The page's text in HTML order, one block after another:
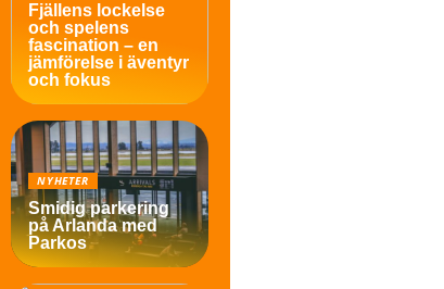
Fjällens lockelse
och spelens
fascination – en
jämförelse i äventyr
och fokus
NYHETER
Smidig parkering
på Arlanda med
Parkos